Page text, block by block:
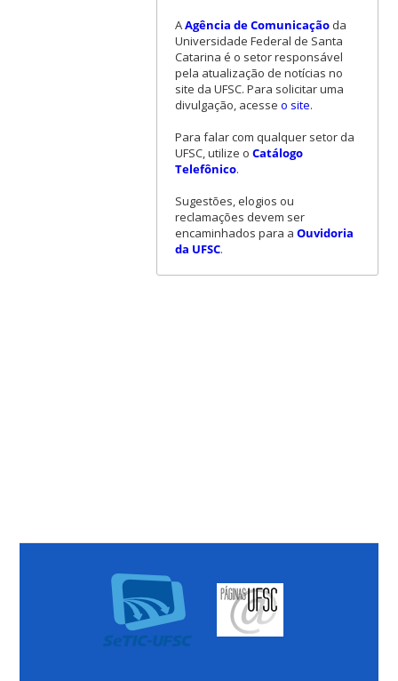
AAgência de Comunicaçãoda
Universidade Federal de Santa
Catarina é o setor responsável
pela atualização de notícias no
site da UFSC. Para solicitar uma
divulgação, acesse o site.
Para falar com qualquer setor da
UFSC, utilize o Catálogo
Telefônico.
Sugestões, elogios ou
reclamações devem ser
encaminhados para a Ouvidoria
da UFSC.